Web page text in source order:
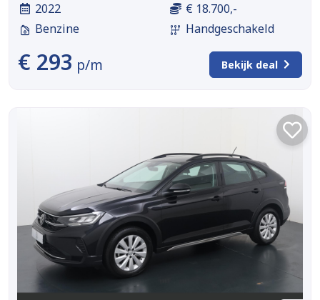
2022
Benzine
€ 18.700,-
Handgeschakeld
€ 293 p/m Bekijk deal